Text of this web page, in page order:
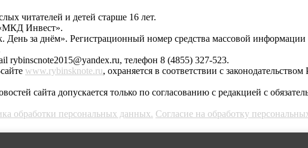
читателей и детей старше 16 лет.
Инвест».
День за днём». Регистрационный номер средства массовой
rybinscnote2015@yandex.ru, телефон 8 (4855) 327-523.
www.rybinsknote.ru, охраняется в соответствии с
сайта допускается только по согласованию с редакцией с
обработки персональных данных. Согласие на обработку